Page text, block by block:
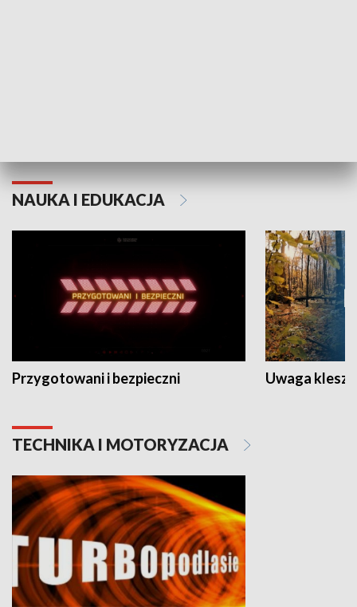
NAUKA I EDUKACJA
Przygotowani i bezpieczni Uwaga
TECHNIKA I MOTORYZACJA